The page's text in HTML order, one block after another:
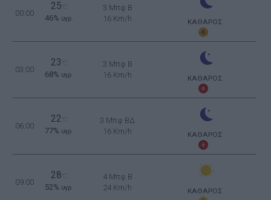
00:00
25
46% υγρ.
3 Μπφ B
16 Km/h
ΚΑΘΑΡΟΣ
03:00
23
68% υγρ.
3 Μπφ B
16 Km/h
ΚΑΘΑΡΟΣ
06:00
22
77% υγρ.
3 Μπφ ΒΔ
16 Km/h
ΚΑΘΑΡΟΣ
09:00
28
52% υγρ.
4 Μπφ B
24 Km/h
ΚΑΘΑΡΟΣ